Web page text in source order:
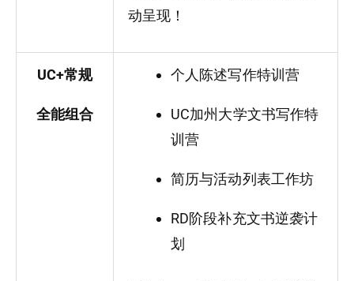
动呈现！
UC+常规
全能组合
个人陈述写作特训营
UC加州大学文书写作特
训营
简历与活动列表工作坊
RD阶段补充文书逆袭计
划